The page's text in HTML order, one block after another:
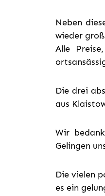
Neben
wieder
Alle
Die drei
aus
Wir
Gelingen
Die vielen
es ein